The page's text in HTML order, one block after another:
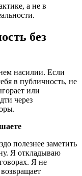
а не в
без
насилии. Если
в публичность, не
или
через
полезнее заметить
Я откладываю
Я не